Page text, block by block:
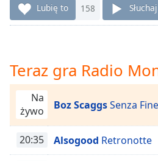
Remaining
Time-
Playback
Rate
Chapters
Descriptions
Lubię to 158
Teraz gra Radio
Na
żywo
Boz ScaggsSenza Fine
20:35 Alsogood Retronotte